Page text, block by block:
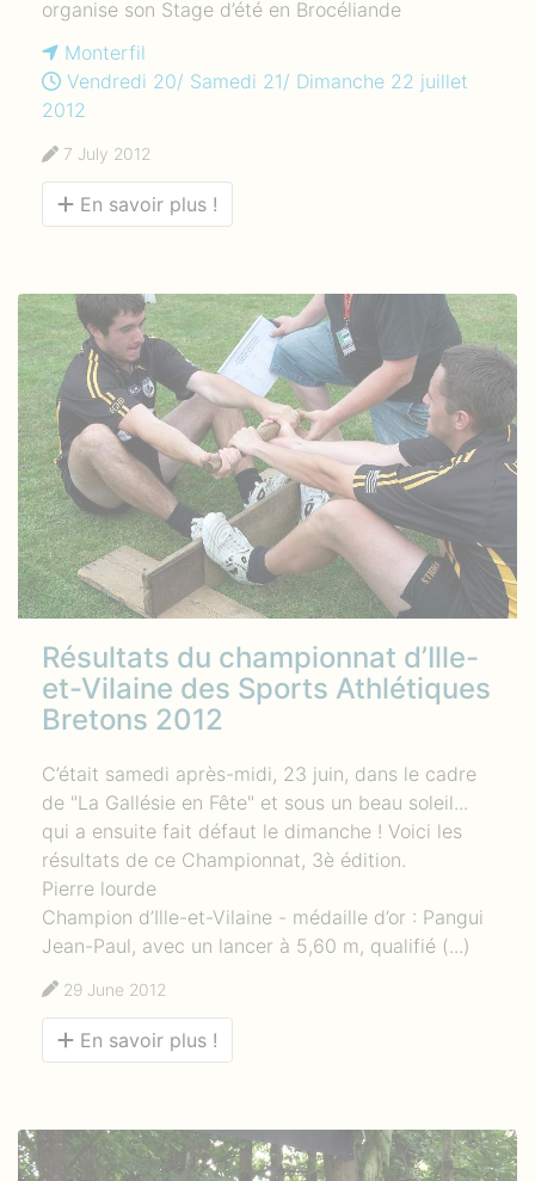
organise son Stage d’été en Brocéliande
Monterfil
Vendredi 20/ Samedi 21/ Dimanche 22 juillet
2012
7 July 2012
En savoir plus !
Résultats du championnat d’Ille-
et-Vilaine des Sports Athlétiques
Bretons 2012
C’était samedi après-midi, 23 juin, dans le cadre
de "La Gallésie en Fête" et sous un beau soleil...
qui a ensuite fait défaut le dimanche ! Voici les
résultats de ce Championnat, 3è édition.
Pierre lourde
Champion d’Ille-et-Vilaine - médaille d’or : Pangui
Jean-Paul, avec un lancer à 5,60 m, qualifié (...)
29 June 2012
En savoir plus !